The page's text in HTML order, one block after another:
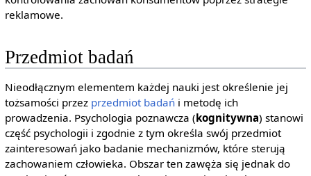
reklamowe.
Przedmiot badań
Nieodłącznym elementem każdej nauki jest określenie jej
tożsamości przez przedmiot badańi metodę ich
prowadzenia. Psychologia poznawcza (kognitywna) stanowi
część psychologii i zgodnie z tym określa swój przedmiot
zainteresowań jako badanie mechanizmów, które sterują
zachowaniem człowieka. Obszar ten zawęża się jednak do